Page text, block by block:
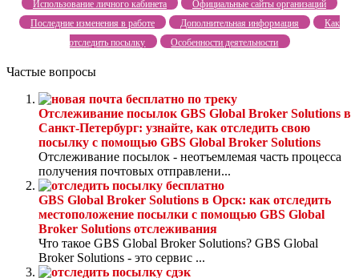
Использование личного кабинета
Официальные сайты организаций
Последние изменения в работе
Дополнительная информация
Как
отследить посылку
Особенности деятельности
Частые вопросы
Отслеживание посылок GBS Global Broker Solutions в
Санкт-Петербург: узнайте, как отследить свою
посылку с помощью GBS Global Broker Solutions
Отслеживание посылок - неотъемлемая часть процесса
получения почтовых отправлени...
GBS Global Broker Solutions в Орск: как отследить
местоположение посылки с помощью GBS Global
Broker Solutions отслеживания
Что такое GBS Global Broker Solutions? GBS Global
Broker Solutions - это сервис ...